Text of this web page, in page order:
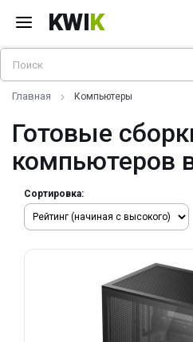
KWIK
Главная Компьютеры
Готовые
компьютеров
Сортировка: